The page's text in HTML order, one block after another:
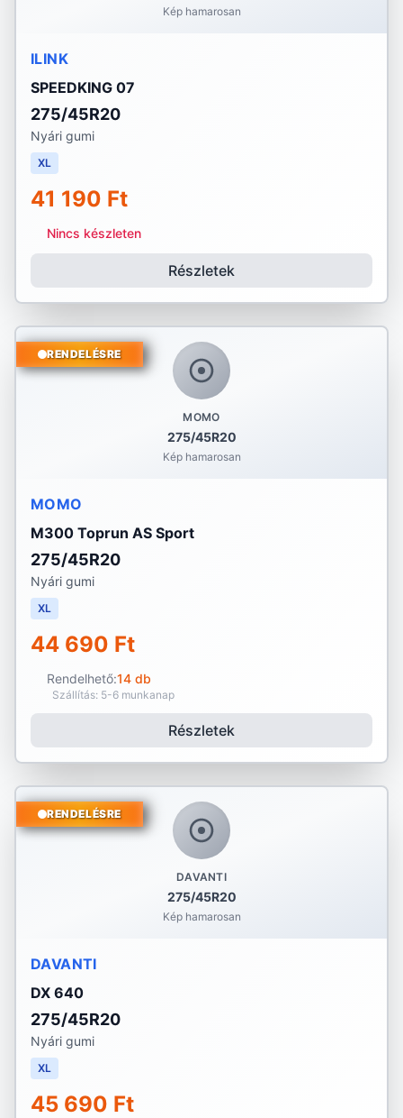
Kép hamarosan
ILINK
SPEEDKING 07
275/45R20
Nyári gumi
XL
41 190 Ft
Nincs készleten
Részletek
MOMO
275/45R20
Kép hamarosan
RENDELÉSRE
MOMO
M300 Toprun AS Sport
275/45R20
Nyári gumi
XL
44 690 Ft
Rendelhető:14 db
Szállítás: 5-6 munkanap
Részletek
DAVANTI
275/45R20
Kép hamarosan
RENDELÉSRE
DAVANTI
DX 640
275/45R20
Nyári gumi
XL
45 690 Ft